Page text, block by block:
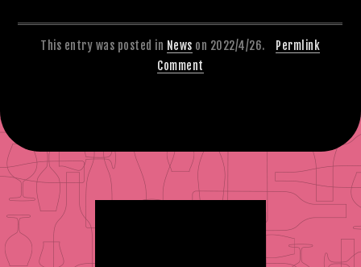
This entry was posted in News on 2022/4/26.
Permlink
Comment